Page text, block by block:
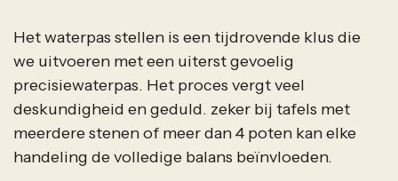
Het waterpas stellen is een tijdrovende klus die
we uitvoeren met een uiterst gevoelig
precisiewaterpas. Het proces vergt veel
deskundigheid en geduld. zeker bij tafels met
meerdere stenen of meer dan 4 poten kan elke
handeling de volledige balans beïnvloeden.